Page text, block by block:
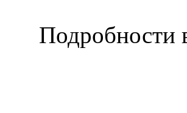
Подробности